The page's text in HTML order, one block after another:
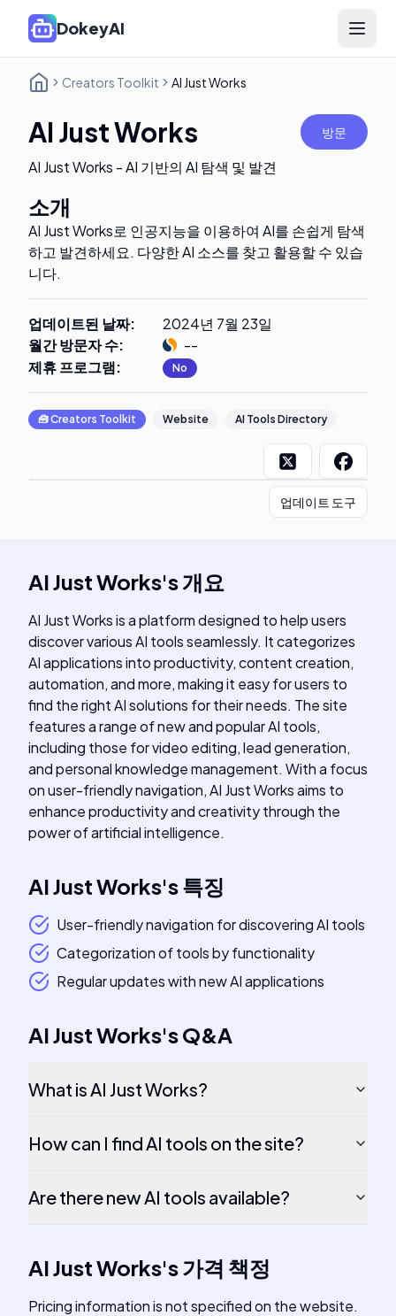
DokeyAI Open
Creators Toolkit AI Just Works
AI Just Works 방문
AI Just Works - AI 기반의 AI 탐색 및 발견
소개
AI Just Works로 인공지능을 이용하여 AI를 손쉽게 탐색
하고 발견하세요. 다양한 AI 소스를 찾고 활용할 수 있습
니다.
업데이트된 날짜:
2024년 7월 23일
월간 방문자 수:
--
제휴 프로그램: No
🧰Creators Toolkit Website AI Tools Directory
업데이트 도구
AI Just Works's개요
AI Just Works is a platform designed to help users
discover various AI tools seamlessly. It categorizes
AI applications into productivity, content creation,
automation, and more, making it easy for users to
find the right AI solutions for their needs. The site
features a range of new and popular AI tools,
including those for video editing, lead generation,
and personal knowledge management. With a focus
on user-friendly navigation, AI Just Works aims to
enhance productivity and creativity through the
power of artificial intelligence.
AI Just Works's특징
User-friendly navigation for discovering AI tools
Categorization of tools by functionality
Regular updates with new AI applications
AI Just Works'sQ&A
What is AI Just Works?
How can I find AI tools on the site?
Are there new AI tools available?
AI Just Works's가격 책정
Pricing information is not specified on the website.